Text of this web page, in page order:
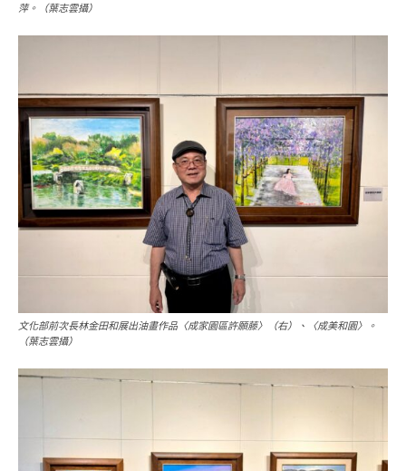
萍。（葉志雲攝）
文化部前次長林金田和展出油畫作品〈成家園區許願藤〉（右）、〈成美和園〉。
（葉志雲攝）